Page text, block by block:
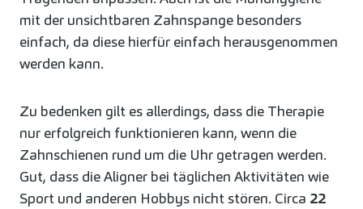
mit der unsichtbaren Zahnspange besonders
einfach, da diese hierfür einfach herausgenommen
werden kann.
Zu bedenken gilt es allerdings, dass die Therapie
nur erfolgreich funktionieren kann, wenn die
Zahnschienen rund um die Uhr getragen werden.
Gut, dass die Aligner bei täglichen Aktivitäten wie
Sport und anderen Hobbys nicht stören. Circa 22